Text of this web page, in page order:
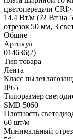
цветопередачи
14.4 Вт/м (72 Вт на
отрезок 50 мм, 3
Общие
Артикул
014636(2)
Тип товара
Лента
Класс
IP65
Типоразмер
SMD 5060
Плотность
60 шт/м
Минимальный